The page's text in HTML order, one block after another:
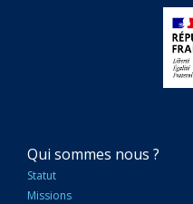
NAVIGATION
PRINCIPALE
Qui sommes nous ?
Statut
Missions